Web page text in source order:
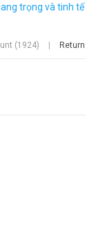
trọng và tinh tế
(1924) | Return